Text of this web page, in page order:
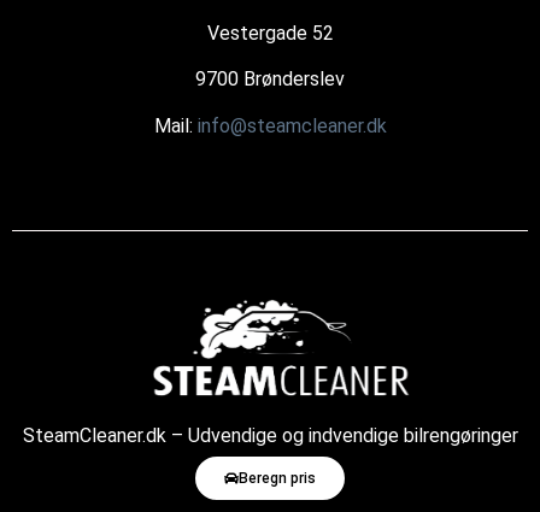
Vestergade 52
9700 Brønderslev
Mail: info@steamcleaner.dk
Beregn pris
SteamCleaner.dk – Udvendige og indvendige bilrengøringer
med damp